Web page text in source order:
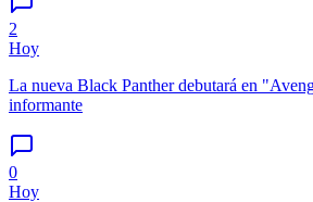
2
Hoy
La nueva Black Panther debutará en
informante
0
Hoy